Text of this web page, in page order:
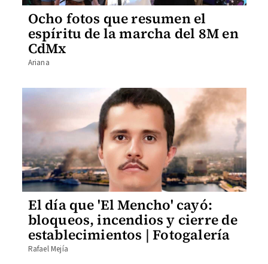
Ocho fotos que resumen el
espíritu de la marcha del 8M en
CdMx
Ariana
El día que 'El Mencho' cayó:
bloqueos, incendios y cierre de
establecimientos | Fotogalería
Rafael Mejía